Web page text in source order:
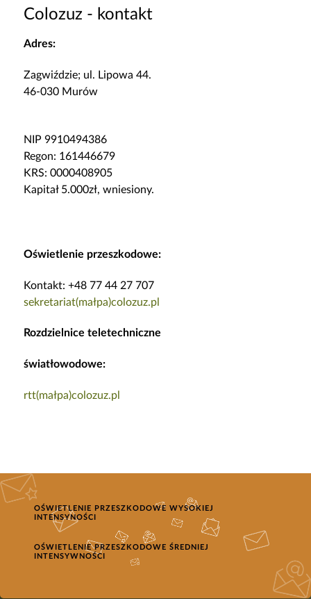
Colozuz - kontakt
Adres:
Zagwiździe; ul. Lipowa 44.
46-030 Murów
NIP 9910494386
Regon: 161446679
KRS: 0000408905
Kapitał 5.000zł, wniesiony.
Oświetlenie przeszkodowe:
Kontakt: +48 77 44 27 707
sekretariat(małpa)colozuz.pl
Rozdzielnice teletechniczne
światłowodowe:
rtt(małpa)colozuz.pl
OŚWIETLENIE PRZESZKODOWE WYSOKIEJ
INTENSYNOŚCI
OŚWIETLENIE PRZESZKODOWE ŚREDNIEJ
INTENSYWNOŚCI